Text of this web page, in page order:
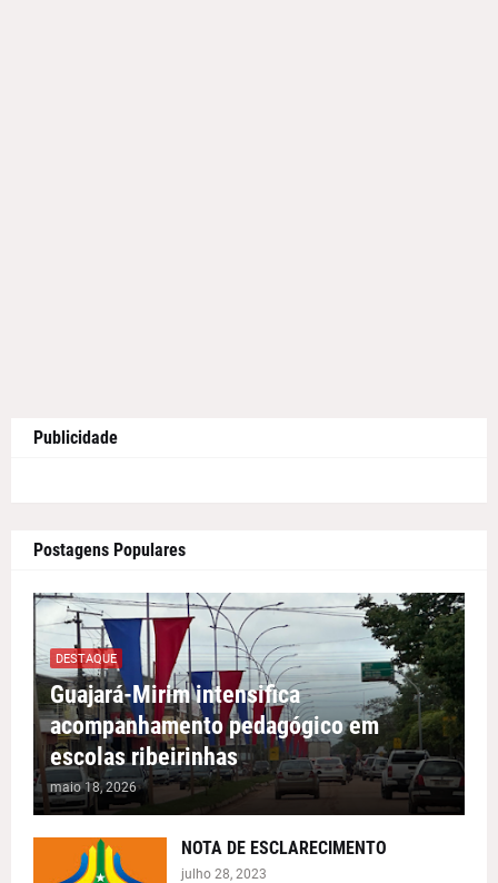
Publicidade
Postagens Populares
DESTAQUE
Guajará-Mirim intensifica
acompanhamento pedagógico em
escolas ribeirinhas
maio 18, 2026
NOTA DE ESCLARECIMENTO
julho 28, 2023